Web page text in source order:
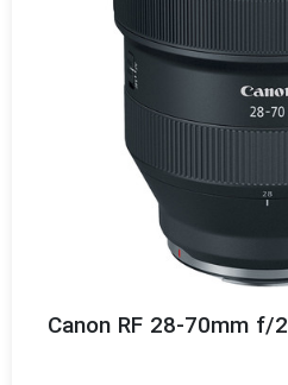
لنز کانن مانت ار اف Canon RF 28-70mm f/2